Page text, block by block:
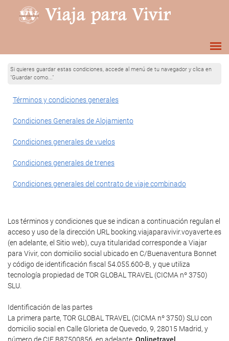
Si quieres guardar estas condiciones, accede al menú de tu navegador y clica en
"Guardar como..."
Términos y condiciones generales
Condiciones Generales de Alojamiento
Condiciones generales de vuelos
Condiciones generales de trenes
Condiciones generales del contrato de viaje combinado
Los términos y condiciones que se indican a continuación regulan el
acceso y uso de la dirección URL booking.viajaparavivir.voyaverte.es
(en adelante, el Sitio web), cuya titularidad corresponde a Viajar
para Vivir, con domicilio social ubicado en C/Buenaventura Bonnet
y código de identificación fiscal 54.055.600-B, y que utiliza
tecnología propiedad de TOR GLOBAL TRAVEL (CICMA nº 3750)
SLU.
Identificación de las partes
La primera parte, TOR GLOBAL TRAVEL (CICMA nº 3750) SLU con
domicilio social en Calle Glorieta de Quevedo, 9, 28015 Madrid, y